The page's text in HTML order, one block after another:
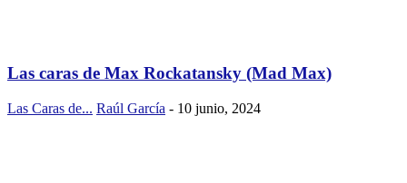
Las caras de Max Rockatansky (Mad Max)
Las Caras de... Raúl García - 10 junio, 2024